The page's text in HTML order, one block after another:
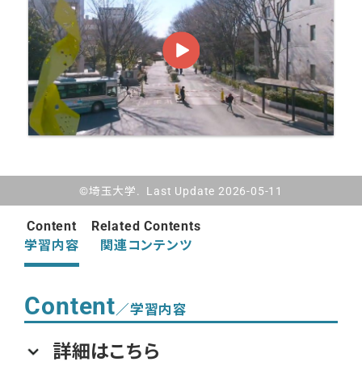
©埼玉大学. Last Update 2026-05-11
Content
学習内容
Related Contents
関連コンテンツ
Content／学習内容
詳細はこちら